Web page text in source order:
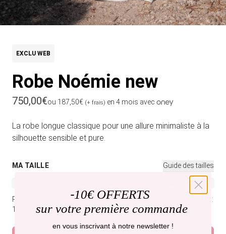
EXCLU WEB
Robe Noémie new
Prix habituel
750,00€ou 187,50€ (+ frais) en 4 mois avec
La robe longue classique pour une allure minimaliste à la
silhouette sensible et pure.
MA TAILLE Guide des tailles
Variante épuisée ou indisponible
Variante épuisée ou
Variante
46
Poitrine: 93 cm à 98 cm.Tour de taille: 76 cm à 81 cm.
Hanches:
101 cm à 106 cm.
-10€ OFFERTS
sur votre première commande
en vous inscrivant à notre newsletter !